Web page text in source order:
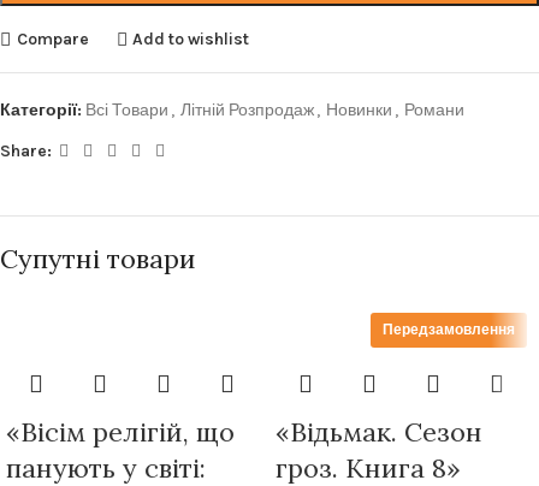
Compare Add to wishlist
Категорії: Всі Товари , Літній Розпродаж, Новинки , Романи
Share:
Супутні товари
«Вісім релігій, що
панують у світі:
Передзамовлення
«Відьмак. Сезон
гроз. Книга 8»